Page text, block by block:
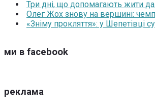
Три дні, що допомагають жити
Олег Жох знову на вершині:
«Зніму прокляття»: у Шепетівці
ми в facebook
реклама